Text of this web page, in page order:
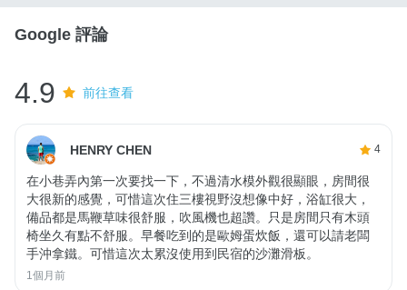
Google 評論
4.9 前往查看
HENRY CHEN 4
在小巷弄內第一次要找一下，不過清水模外觀很顯眼，房間很
大很新的感覺，可惜這次住三樓視野沒想像中好，浴缸很大，
備品都是馬鞭草味很舒服，吹風機也超讚。只是房間只有木頭
椅坐久有點不舒服。早餐吃到的是歐姆蛋炊飯，還可以請老闆
手沖拿鐵。可惜這次太累沒使用到民宿的沙灘滑板。
1個月前